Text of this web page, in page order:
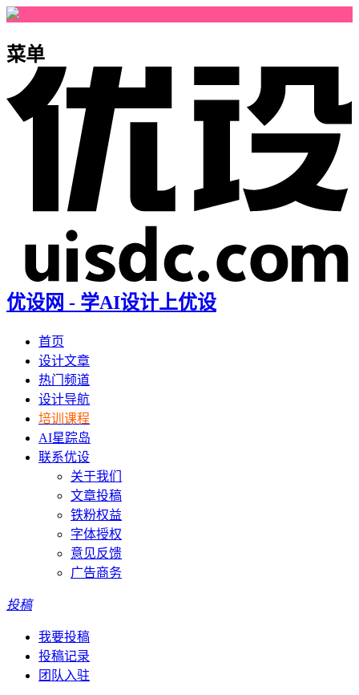
菜单
优设网 - 学AI设计上优设
首页
设计文章
热门频道
设计导航
培训课程
AI星踪岛
联系优设
关于我们
文章投稿
铁粉权益
字体授权
意见反馈
广告商务
投稿
我要投稿
投稿记录
团队入驻